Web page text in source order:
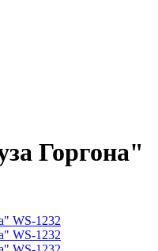
Горгона"